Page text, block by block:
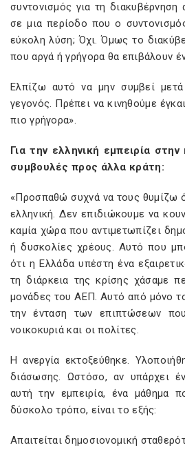
συντονισμός για τη διακυβέρνηση
σε μια περίοδο που ο
εύκολη λύση; Όχι. Όμως το
που αργά ή γρήγορα θα επιβάλουν
Ελπίζω αυτό να μην συμβεί
γεγονός. Πρέπει να κινηθούμε
πιο γρήγορα».
Για την ελληνική εμπειρία
συμβουλές προς άλλα κράτη:
«Προσπαθώ συχνά να τους θυμίζω
ελληνική. Δεν επιδιώκουμε να
καμία χώρα που αντιμετωπίζει
ή δυσκολίες χρέους. Αυτό που
ότι η Ελλάδα υπέστη ένα
τη διάρκεια της κρίσης χάσαμε
μονάδες του ΑΕΠ. Αυτό από μόνο
την ένταση των επιπτώσεων
νοικοκυριά και οι πολίτες.
Η ανεργία εκτοξεύθηκε.
διάσωσης. Ωστόσο, αν υπάρχει
αυτή την εμπειρία, ένα μάθημα
δύσκολο τρόπο, είναι το εξής:
Απαιτείται δημοσιονομική